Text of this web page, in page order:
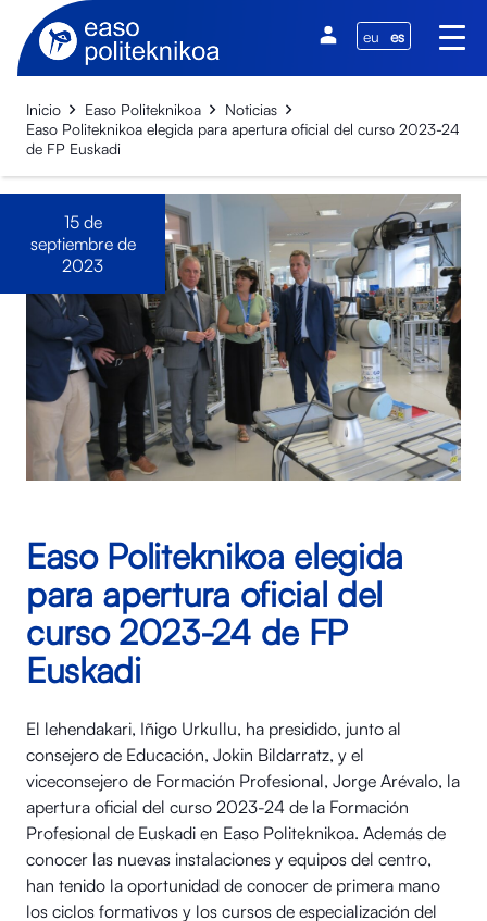
eu es
Inicio Easo Politeknikoa
Noticias
Easo Politeknikoa elegida para apertura oficial del curso 2023-24
de FP Euskadi
15 de
septiembre de
2023
Easo Politeknikoa elegida
para apertura oficial del
curso 2023-24 de FP
Euskadi
El lehendakari, Iñigo Urkullu, ha presidido, junto al
consejero de Educación, Jokin Bildarratz, y el
viceconsejero de Formación Profesional, Jorge Arévalo, la
apertura oficial del curso 2023-24 de la Formación
Profesional de Euskadi en Easo Politeknikoa. Además de
conocer las nuevas instalaciones y equipos del centro,
han tenido la oportunidad de conocer de primera mano
los ciclos formativos y los cursos de especialización del